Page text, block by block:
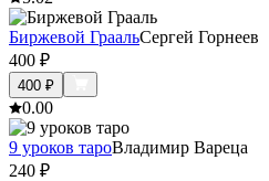
Биржевой ГраальСергей Горнеев
400 ₽
400 ₽
0.00
9 уроков тароВладимир Вареца
240 ₽